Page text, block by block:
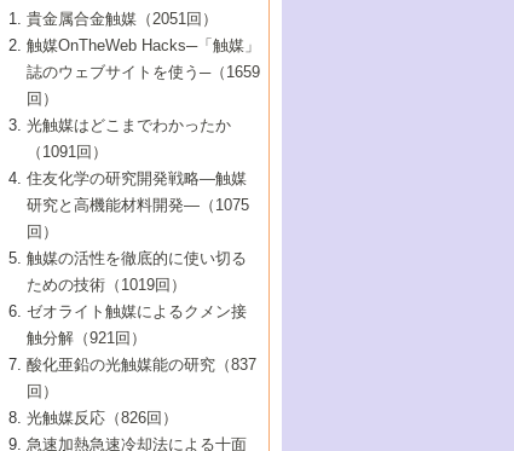
8号 高機能化ポリオレフィンに向けた重合
触媒の最近の進展
7号 持続可能社会実現のための触媒および
触媒関連技術
5号 若手会員による触媒研究の未来展望1：
企業編
6号 第102回触媒討論会
7号 触媒・化学反応における計算化学の進
8号 若手研究者による触媒研究の未来展望
2：大学・研究所編
5号 こんな物質，あんな物質―新たな触媒
の可能性―
7号 『結晶の化学』を活かした触媒研究
8号 イオン液体の応用
5号 水素製造・貯蔵のための触媒技術の新
しい展開
6号 第98回触媒討論会
7号 基礎化学品製造の触媒技術
8号 多機能型リアクター
4号 水分解用光触媒材料
5号 時間分解分光の進歩と応用
6号 第96回触媒討論会
8号 超臨界流体を用いた化学プロセスの新
2号 第93回触媒討論会
3号 特殊エネルギー場の触媒反応
4号 生体内における金属の触媒作用
5号 ファインケミカルズの展開に寄与する
6号 第94回触媒討論会
7号 サブナノレベルでみた新しい表面現象
8号 オレフィン重合触媒の新たな展
1号 なぜこの触媒が良いのか？
2号 第91回触媒討論会
3号 最近の自動車排ガス処理技術
4号 触媒研究の現状と将来─第90回触媒討論
5号 基礎化学品製造の触媒技術
6号 第92回触媒討論会
7号 基礎化学品製造の触媒技術
8号 資源の循環と触媒技術
▼44巻（2002年）
1号 高次制御された触媒の化学
2号 第89回触媒討論会
3号 触媒を利用した電気化学の新展開
4号 ナノ材料の調製と機能化
5号 こんな触媒が欲しい
6号 第90回触媒討論会
7号 触媒研究と学術雑誌/情報
8号 若い世代からみた触媒化学の現状と未
▼43巻（2001年）
1号 グリーンケミストリーと触媒
2号 第87回触媒討論会特集号
3号 生体触媒とバイオプロセス
4号 水素製造・利用の触媒化学
5号 触媒研究における新しい切り口：コン
ビナトリアルケミストリー
6号 第88回触媒討論会特集号
7号 企業における触媒研究のブレークスル
8号 この材料を触媒として使ってみません
▼42巻（2000年）
1号 触媒反応工学の明日を拓く
2号 第85回触媒討論会
3号 反応ダイナミクス
5号 触媒のおもしろさをどのように伝える
6号 第86回触媒討論会
7号 水素化精製触媒の新しい展開
8号 新しい反応性と機能性を目指した金属
クラスタ-化学
▼41巻（1999年）
1号 孔、穴、あな?-特異な空間とその利用-
2号 第83回触媒討論会
3号 均一系触媒反応最前線
4号 実用炭素材料の新展開
5号 研究の方法論を考える
7号 機能性金属材料と触媒
8号 触媒研究へのNMRの応用と展望
▼40巻（1998年）
進展と21世紀への提言/創立40周年記念・触
媒学会この10年の歩みとこれから/創立40周
2号 第81回触媒討論会
3号 計算機触媒化学へのさそい
4号 触媒劣化の制御と予測
5号 最新の実用プロセスと触媒
6号 第82回触媒討論会
1号 均一系と不均一系触媒反応-その特徴と
接点
2号 第79回触媒討論会
3号 最新NO除去触媒の実用化研究
4号 新しい反応場を目指した触媒調製
5号 反応・分離技術の新しい展開
6号 第80回触媒討論会
▼38巻（1996年）
1号 触媒の構造と触媒作用/C1化学を中心と
する21世紀への触媒
3号 オリンピックメダル:金・銀・銅はどん
な触媒作用を示すか
4号 触媒作用における機能の複合化
▼37巻（1995年）
1号 ファインケミカルズと固体触媒
2号 第75回触媒討論会
3号 希土類を利用した触媒
4号 触媒とリサイクル
5号 エネルギー変換触媒
▼36巻（1994年）
1号 電気化学と触媒
2号 第73回触媒討論会
3号 C4化学の展開
4号 《通常号》
▼35巻（1993年）
1号 工業触媒開発マニュアル―探索から工
業化まで
2号 第71回触媒討論会
▼34巻（1992年）
1号 インパクトを与えたこの研究
2号 第69回触媒討論会
▼33巻（1991年）
1号 触媒プロセス開発マニュアル―探索か
▼32巻（1990年）
貴金属合金触媒（2051回）
触媒OnTheWeb Hacks─「触媒」
誌のウェブサイトを使う─（1659
回）
光触媒はどこまでわかったか
（1091回）
住友化学の研究開発戦略―触媒
研究と高機能材料開発―（1075
回）
触媒の活性を徹底的に使い切る
ための技術（1019回）
ゼオライト触媒によるクメン接
触分解（921回）
酸化亜鉛の光触媒能の研究（837
回）
光触媒反応（826回）
急速加熱急速冷却法による十面